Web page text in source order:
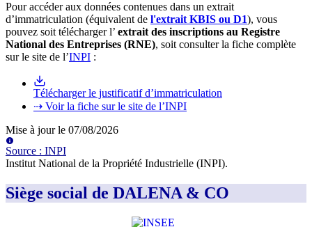
Pour accéder aux données contenues dans un extrait
d’immatriculation (équivalent de l'extrait KBIS ou D1), vous
pouvez soit télécharger l’ extrait des inscriptions au Registre
National des Entreprises (RNE), soit consulter la fiche complète
sur le site de l’INPI :
Télécharger le justificatif d’immatriculation
⇢ Voir la fiche sur le site de l’INPI
Mise à jour le 07/08/2026
Source : INPI
Institut National de la Propriété Industrielle (INPI).
Siège social de DALENA & CO